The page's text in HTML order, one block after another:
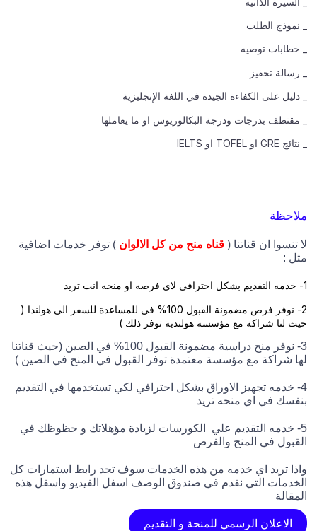
_ نموذج الطلب
_ خطابات توصيه
_ رسالة تحفيز
_ دليل على الكفاءة الجيدة في اللغة الإنجليزية
_ مقتطف بدرجات ودرجة البكالوريوس او ما يعاملها
_ نتائج GRE او TOFEL او IELTS
ملاحظة
لا تنسوا ان قناتنا ( قناه منح من كل الالوان ) توفر خدمات اضافية
مثل :
1- خدمه التقديم بشكل احترافي لاي فرصه او منحه انت تريد
2- نوفر فرص مضمونة القبول 100% في للمساعدة للسفر الي هولندا (
حيث لنا شراكة مع مؤسسة هولندية توفر ذلك )
3- نوفر منح دراسية مضمونة القبول 100% في الصين (حيث قناتنا
لها شراكة مع مؤسسة معتمدة توفر القبول في المنح في الصين )
4- خدمه تجهيز الاوراق بشكل احترافي لكي تستخدمها في التقديم
بنفسك في اي منحه تريد
5- خدمه التقديم علي الكورسات لزيادة مؤهلاتك و حظوظك في
القبول في المنح والفرص
واذا تريد اي خدمه من هذه الخدمات سوف تجد رابط استمارات كل
الخدمات التي نقدم في صندوق الوصف اسفل الفيديو واسفل هذه
المقالة
الاعلان الرسمي للمنحة و التقديم